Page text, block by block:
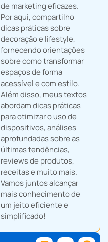
de marketing eficazes.
Por aqui, compartilho
dicas práticas sobre
decoração e lifestyle,
fornecendo orientações
sobre como transformar
espaços de forma
acessível e com estilo.
Além disso, meus textos
abordam dicas práticas
para otimizar o uso de
dispositivos, análises
aprofundadas sobre as
últimas tendências,
reviews de produtos,
receitas e muito mais.
Vamos juntos alcançar
mais conhecimento de
um jeito eficiente e
simplificado!